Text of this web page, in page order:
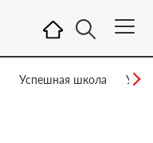
Успешная школа